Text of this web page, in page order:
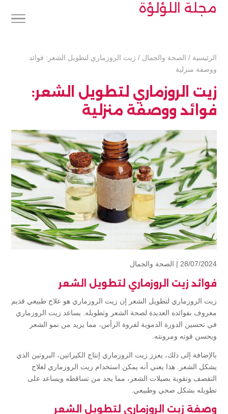
مجلة اللؤلؤة
الرئيسية / الصحة والجمال / زيت الروزماري لتطويل الشعر: فوائد
ووصفة منزلية
زيت الروزماري لتطويل الشعر:
فوائد ووصفة منزلية
28/07/2024 | الصحة والجمال
فوائد زيت الروزماري لتطويل الشعر
زيت الروزماري لتطويل الشعر إن زيت الروزماري هو علاج طبيعي قديم
معروف بفوائده العديدة لصحة الشعر وتطويله. يساعد زيت الروزماري
في تحسين الدورة الدموية لفروة الرأس، مما يزيد من نمو الشعر
ويحسن قوته ومرونته.
بالإضافة إلى ذلك، يعزز زيت الروزماري إنتاج الكيراتين، البروتين الذي
يشكل الشعر. هذا يعني أنه يمكن استخدام زيت الروزماري لعلاج
التقصف وتقوية بصيلات الشعر، مما يحد من تساقطه ويساعد على
تطويله بشكل صحي وطبيعي.
وصفة زيت الروزماري لتطويل الشعر